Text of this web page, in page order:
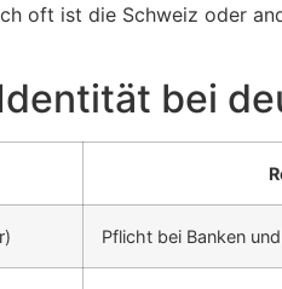
oft ist die Schweiz oder
bei
Pflicht bei Banken